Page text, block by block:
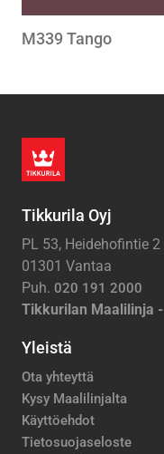
M339 Tango
Tikkurila Oyj
PL 53, Heidehofintie 2
01301 Vantaa
Puh. 020 191 2000
Tikkurilan Maalilinja -
Yleistä
Ota yhteyttä
Kysy Maalilinjalta
Käyttöehdot
Tietosuojaseloste